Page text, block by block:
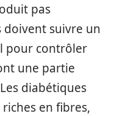
pas
doivent suivre un
pour contrôler
une partie
diabétiques
en fibres,